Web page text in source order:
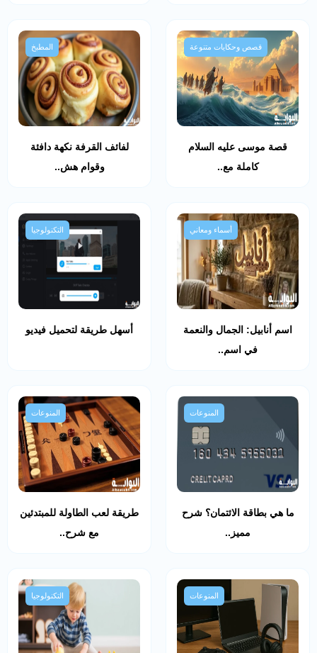
قصص وحكايات متنوعة
قصة موسى عليه السلام
كاملة مع..
المطبخ
لفائف القرفة نكهة دافئة
وقوام هش..
أسماء ومعاني
اسم أنابيل: الجمال والنعمة
في اسم..
التكنولوجيا
أسهل طريقة لتحميل فيديو
المنوعات
ما هي بطاقة الائتمان؟ شرح
مميز..
المنوعات
طريقة لعب الطاولة للمبتدئين
مع شرح..
المنوعات التكنولوجيا